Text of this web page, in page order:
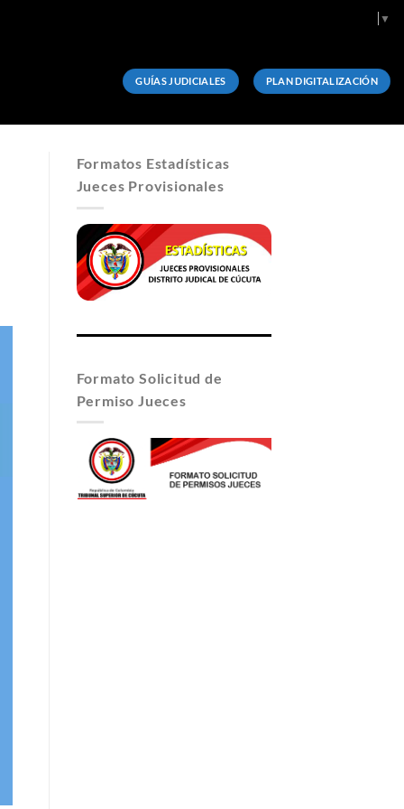
▼
GUÍAS JUDICIALES PLAN DIGITALIZACIÓN
Formatos Estadísticas
Jueces Provisionales
Formato Solicitud de
Permiso Jueces